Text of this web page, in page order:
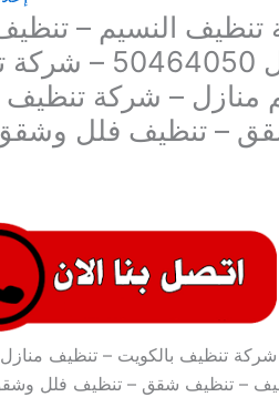
النسيم –
الاتصال
منازل – شركة
– تنظيف فلل
تنظيف بالكويت – تنظيف
– تنظيف شقق – تنظيف فلل